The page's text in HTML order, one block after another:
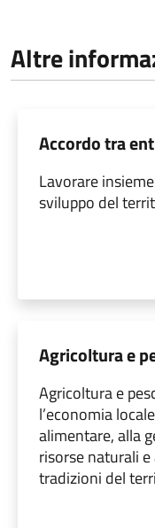
Altre
Accordo tra
Lavorare
sviluppo del
Agricoltura e
Agricoltura e
l’economia
alimentare, alla
risorse naturali
tradizioni del